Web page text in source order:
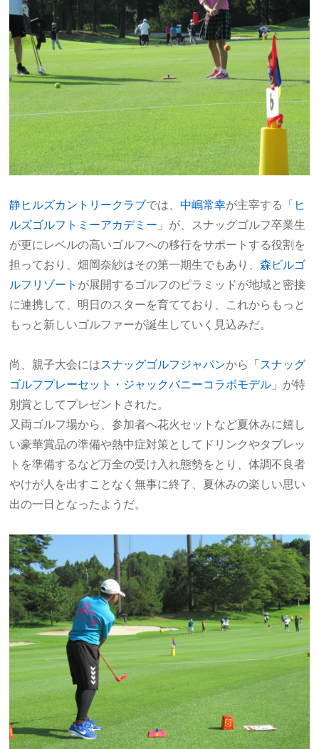
静ヒルズカントリークラブでは、中嶋常幸が主宰する 「ヒ
ルズゴルフトミーアカデミー」 が、スナッグゴルフ卒業生
が更にレベルの高いゴルフへの移行をサポートする役割を
担っており、畑岡奈紗はその第一期生でもあり、森ビルゴ
ルフリゾート が展開するゴルフのピラミッドが地域と密接
に連携して、明日のスターを育てており、これからもっと
もっと新しいゴルファーが誕生していく見込みだ。
尚、親子大会にはスナッグゴルフジャパンから 「スナッグ
ゴルフプレーセット・ジャックバニーコラボモデル」 が特
別賞としてプレゼントされた。
又両ゴルフ場から、参加者へ花火セットなど夏休みに嬉し
い豪華賞品の準備や熱中症対策としてドリンクやタブレッ
トを準備するなど万全の受け入れ態勢をとり、体調不良者
やけが人を出すことなく無事に終了、夏休みの楽しい思い
出の一日となったようだ。